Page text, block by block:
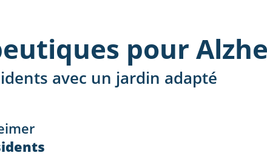
pour
avec un jardin adapté